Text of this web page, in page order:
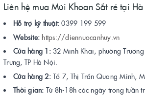
Liên hệ mua Mũi Khoan Sắt rẻ tại
Hỗ trợ kỹ thuật: 0399 199 599
Website: https://diennuocanhuy.vn
Cửa hàng 1: 32 Minh Khai, phường
Trưng, TP Hà Nội.
Cửa hàng 2: Tổ 7, Thị Trấn Quang Minh,
Thời gian: Từ 8h-18h các ngày trong tuần